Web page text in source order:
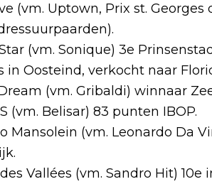
(vm. Uptown, Prix st.
(vm. Sonique) 3e
in Oosteind, verkocht naar
(vm. Gribaldi) winnaar
(vm. Belisar) 83 punten IBOP.
Mansolein (vm. Leonardo Da
Vallées (vm. Sandro Hit)